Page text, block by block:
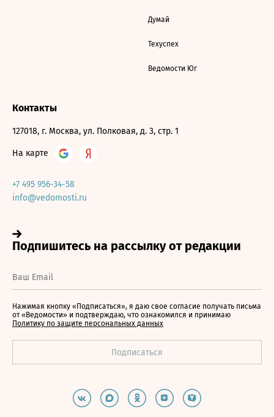
Думай
Техуспех
Ведомости Юг
Контакты
127018, г. Москва, ул. Полковая, д. 3, стр. 1
На карте
+7 495 956-34-58
info@vedomosti.ru
Нажимая кнопку «Подписаться», я даю свое согласие получать письма
от «Ведомости» и подтверждаю, что ознакомился и принимаю
Политику по защите персональных данных